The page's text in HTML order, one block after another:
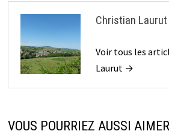
Christian Laurut
Voir tous les
Laurut →
VOUS POURRIEZ AUSSI AIMER